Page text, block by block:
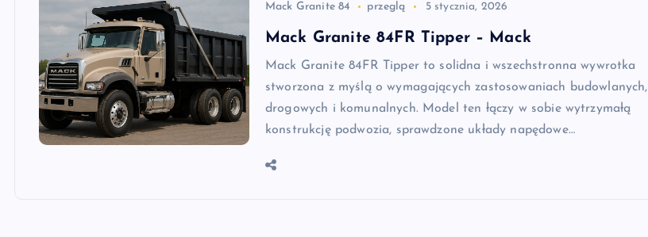
Mack Granite 84 przeglą 5 stycznia, 2026
Mack Granite 84FR Tipper – Mack
Mack Granite 84FR Tipper to solidna i wszechstronna wywrotka
stworzona z myślą o wymagających zastosowaniach budowlanych,
drogowych i komunalnych. Model ten łączy w sobie wytrzymałą
konstrukcję podwozia, sprawdzone układy napędowe…